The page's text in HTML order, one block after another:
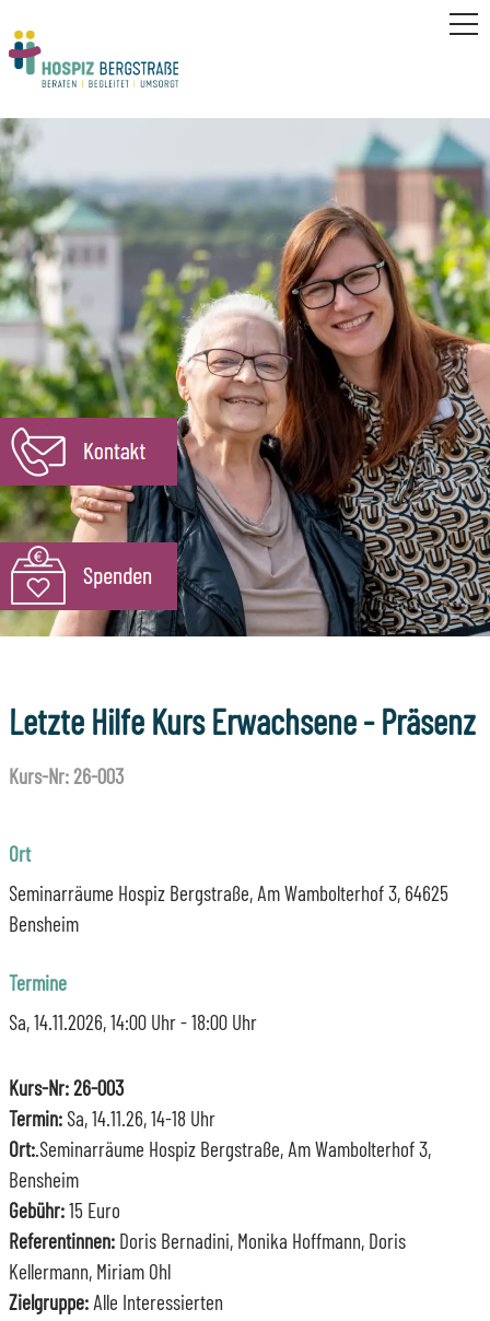
Letzte Hilfe Kurs Erwachsene - Präsenz
Kurs-Nr: 26-003
Ort
Seminarräume Hospiz Bergstraße, Am Wambolterhof 3, 64625
Bensheim
Termine
Sa, 14.11.2026, 14:00 Uhr- 18:00 Uhr
Kurs-Nr: 26-003
Termin: Sa, 14.11.26, 14-18 Uhr
Ort:.Seminarräume Hospiz Bergstraße, Am Wambolterhof 3,
Bensheim
Gebühr:15 Euro
Referentinnen: Doris Bernadini, Monika Hoffmann, Doris
Kellermann, Miriam Ohl
Zielgruppe: Alle Interessierten